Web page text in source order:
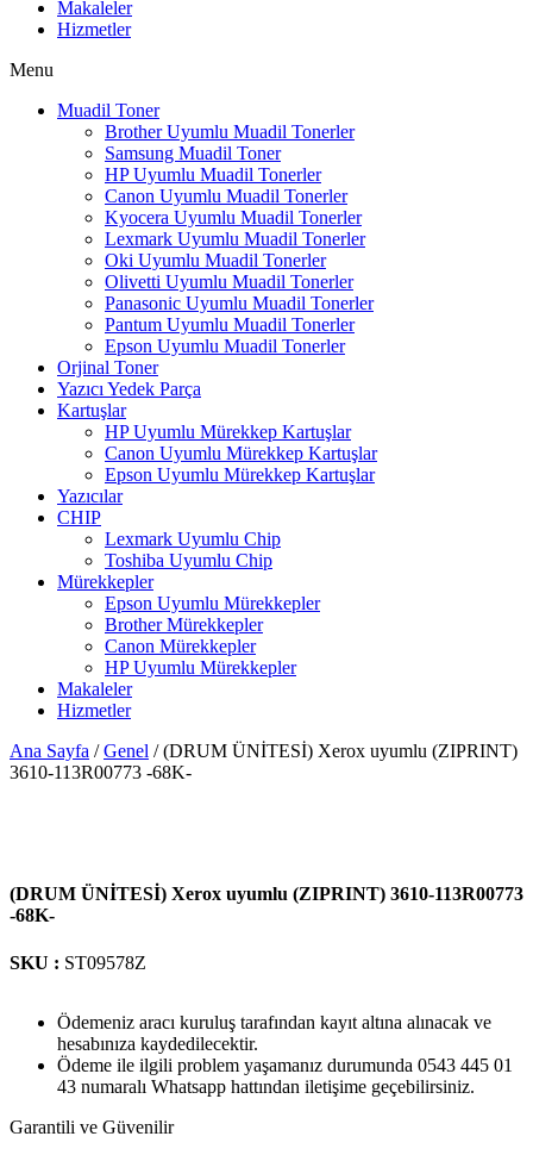
Makaleler
Hizmetler
Menu
Muadil Toner
Brother Uyumlu Muadil Tonerler
Samsung Muadil Toner
HP Uyumlu Muadil Tonerler
Canon Uyumlu Muadil Tonerler
Kyocera Uyumlu Muadil Tonerler
Lexmark Uyumlu Muadil Tonerler
Oki Uyumlu Muadil Tonerler
Olivetti Uyumlu Muadil Tonerler
Panasonic Uyumlu Muadil Tonerler
Pantum Uyumlu Muadil Tonerler
Epson Uyumlu Muadil Tonerler
Orjinal Toner
Yazıcı Yedek Parça
Kartuşlar
HP Uyumlu Mürekkep Kartuşlar
Canon Uyumlu Mürekkep Kartuşlar
Epson Uyumlu Mürekkep Kartuşlar
Yazıcılar
CHIP
Lexmark Uyumlu Chip
Toshiba Uyumlu Chip
Mürekkepler
Epson Uyumlu Mürekkepler
Brother Mürekkepler
Canon Mürekkepler
HP Uyumlu Mürekkepler
Makaleler
Hizmetler
Ana Sayfa /Genel / (DRUM ÜNİTESİ) Xerox uyumlu (ZIPRINT)
3610-113R00773 -68K-
(DRUM ÜNİTESİ) Xerox uyumlu (ZIPRINT) 3610-113R00773
-68K-
SKU : ST09578Z
Ödemeniz aracı kuruluş tarafından kayıt altına alınacak ve
hesabınıza kaydedilecektir.
Ödeme ile ilgili problem yaşamanız durumunda 0543 445 01
43 numaralı Whatsapp hattından iletişime geçebilirsiniz.
Garantili ve Güvenilir